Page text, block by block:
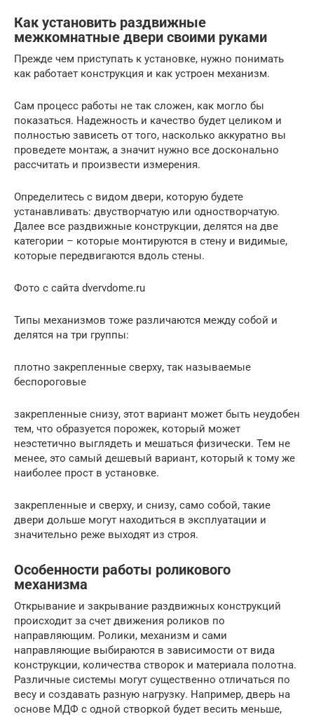
Как установить раздвижные
межкомнатные двери своими руками
Прежде чем приступать к установке, нужно понимать
как работает конструкция и как устроен механизм.
Сам процесс работы не так сложен, как могло бы
показаться. Надежность и качество будет целиком и
полностью зависеть от того, насколько аккуратно вы
проведете монтаж, а значит нужно все досконально
рассчитать и произвести измерения.
Определитесь с видом двери, которую будете
устанавливать: двустворчатую или одностворчатую.
Далее все раздвижные конструкции, делятся на две
категории – которые монтируются в стену и видимые,
которые передвигаются вдоль стены.
Фото с сайта dvervdome.ru
Типы механизмов тоже различаются между собой и
делятся на три группы:
плотно закрепленные сверху, так называемые
беспороговые
закрепленные снизу, этот вариант может быть неудобен
тем, что образуется порожек, который может
неэстетично выглядеть и мешаться физически. Тем не
менее, это самый дешевый вариант, который к тому же
наиболее прост в установке.
закрепленные и сверху, и снизу, само собой, такие
двери дольше могут находиться в эксплуатации и
значительно реже выходят из строя.
Особенности работы роликового
механизма
Открывание и закрывание раздвижных конструкций
происходит за счет движения роликов по
направляющим. Ролики, механизм и сами
направляющие выбираются в зависимости от вида
конструкции, количества створок и материала полотна.
Различные системы могут существенно отличаться по
весу и создавать разную нагрузку. Например, дверь на
основе МДФ с одной створкой будет весить меньше,